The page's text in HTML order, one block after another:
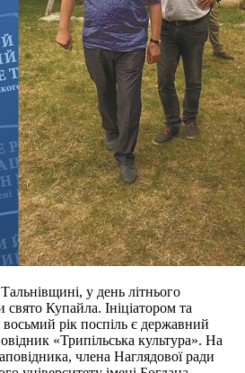
у день літнього
свято Купайла. Ініціатором та
восьмий рік поспіль є державний
«Трипільська культура». На
члена Наглядової ради